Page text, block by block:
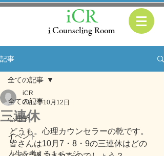
i Counseling Room
iCR
記事
全ての記事
心理学
イベント
人生を考える１ページ
全ての記事
三連休
iCR
2017年10月12日
どうも。心理カウンセラーの乾です。
皆さんは10月7・8・9の三連休はどの